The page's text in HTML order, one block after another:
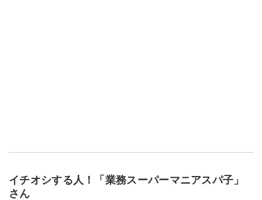
イチオシする人！「業務スーパーマニアスパ子」
さん